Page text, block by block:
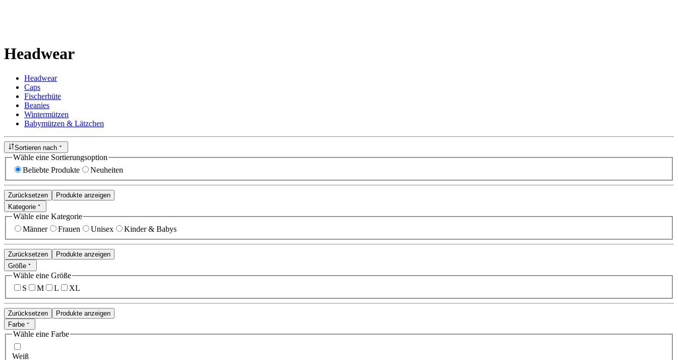
Headwear
Headwear
Caps
Fischerhüte
Beanies
Wintermützen
Babymützen & Lätzchen
Sortieren nach
Wähle eine Sortierungsoption
Beliebte Produkte
Neuheiten
Zurücksetzen
Produkte anzeigen
Kategorie
Wähle eine Kategorie
Männer
Frauen Unisex Kinder & Babys
Zurücksetzen
Produkte anzeigen
Größe
Wähle eine Größe
S
M L XL
Zurücksetzen
Produkte anzeigen
Farbe
Wähle eine Farbe
Weiß